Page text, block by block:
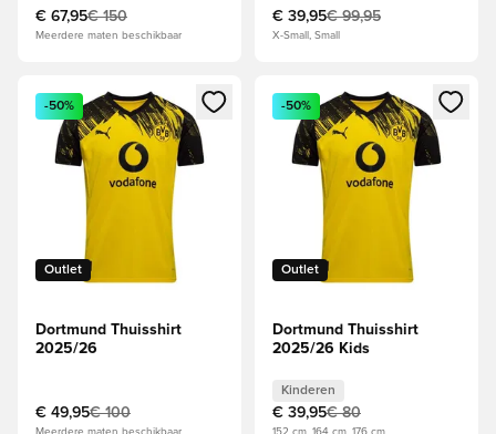
€ 67,95€ 150
Meerdere maten beschikbaar
€ 39,95€ 99,95
X-Small, Small
Opent een venster om in te loggen of je aan te melden als
Outlet
-50%
Dortmund Thuisshirt
2025/26
€ 49,95€ 100
Meerdere maten beschikbaar
Opent een venster om in te
Outlet
-50%
Dortmund Thuisshirt
2025/26 Kids
Kinderen
€ 39,95€ 80
152 cm, 164 cm, 176 cm